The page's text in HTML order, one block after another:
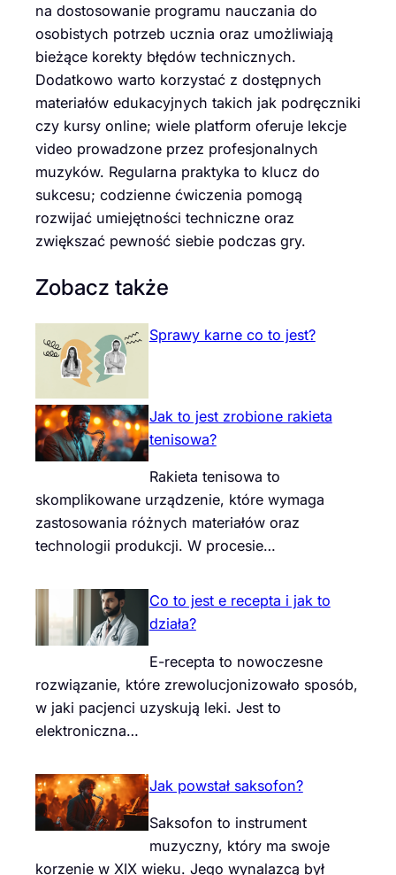
na dostosowanie programu nauczania do
osobistych potrzeb ucznia oraz umożliwiają
bieżące korekty błędów technicznych.
Dodatkowo warto korzystać z dostępnych
materiałów edukacyjnych takich jak podręczniki
czy kursy online; wiele platform oferuje lekcje
video prowadzone przez profesjonalnych
muzyków. Regularna praktyka to klucz do
sukcesu; codzienne ćwiczenia pomogą
rozwijać umiejętności techniczne oraz
zwiększać pewność siebie podczas gry.
Zobacz także
Sprawy karne co to jest?
Jak to jest zrobione rakieta
tenisowa?
Rakieta tenisowa to
skomplikowane urządzenie, które wymaga
zastosowania różnych materiałów oraz
technologii produkcji. W procesie…
Co to jest e recepta i jak to
działa?
E-recepta to nowoczesne
rozwiązanie, które zrewolucjonizowało sposób,
w jaki pacjenci uzyskują leki. Jest to
elektroniczna…
Jak powstał saksofon?
Saksofon to instrument
muzyczny, który ma swoje
korzenie w XIX wieku. Jego wynalazcą był